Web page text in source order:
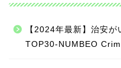
【2024年最新】治安
TOP30-NUMBEO